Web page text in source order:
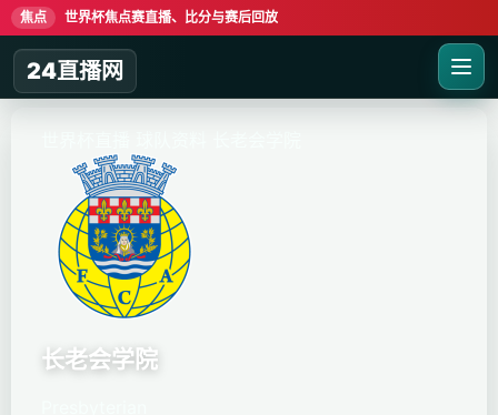
焦点 世界杯焦点赛直播、比分与赛后回放
24直播网
长老会学院